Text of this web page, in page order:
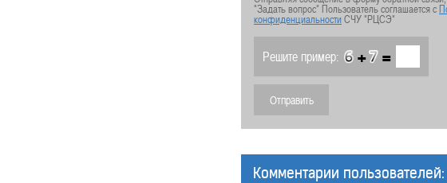
"Задать вопрос" Пользователь соглашается с
конфиденциальностиСЧУ "РЦСЭ"
Решите пример: + =
Комментарии пользователей: